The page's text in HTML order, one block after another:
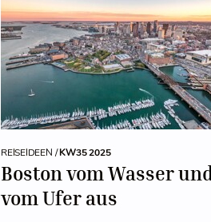
REISEIDEEN /KW35 2025
Boston vom Wasser und
vom Ufer aus